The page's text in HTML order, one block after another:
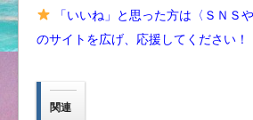
「いいね」と思った方は〈ＳＮＳ
のサイトを広げ、応援してください！
関連